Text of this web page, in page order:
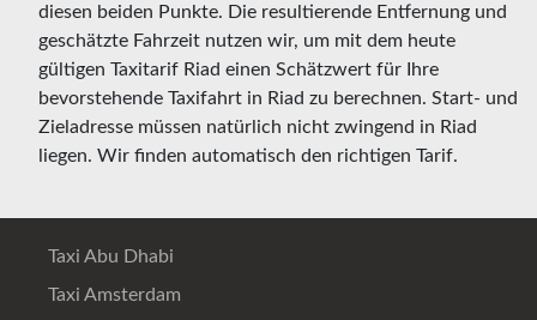
diesen beiden Punkte. Die resultierende Entfernung und
geschätzte Fahrzeit nutzen wir, um mit dem heute
gültigen Taxitarif Riad einen Schätzwert für Ihre
bevorstehende Taxifahrt in Riad zu berechnen. Start- und
Zieladresse müssen natürlich nicht zwingend in Riad
liegen. Wir finden automatisch den richtigen Tarif.
Taxi Abu Dhabi
Taxi Amsterdam